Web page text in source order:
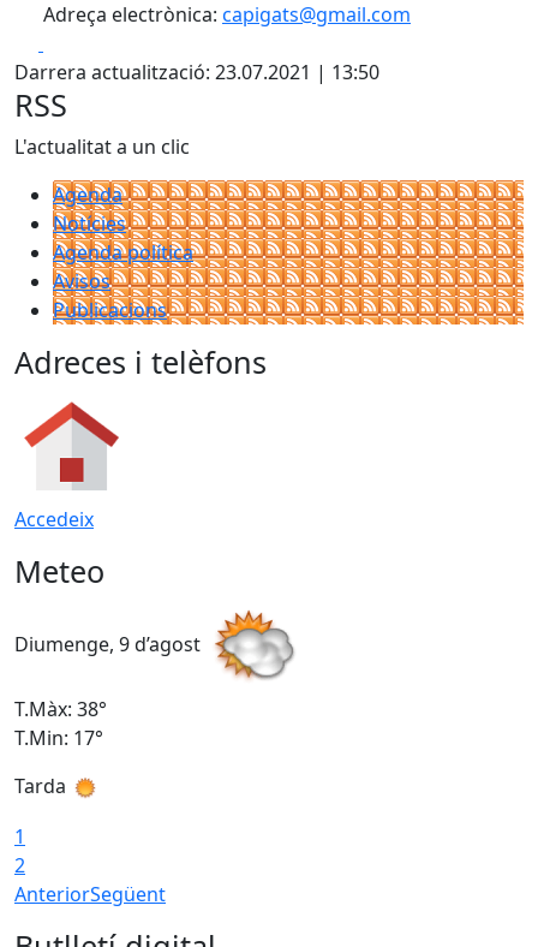
Adreça electrònica: capigats@gmail.com
Darrera actualització: 23.07.2021 | 13:50
RSS
L'actualitat a un clic
Agenda
Notícies
Agenda política
Avisos
Publicacions
Adreces i telèfons
Accedeix
Meteo
Diumenge, 9 d’agost
T.Màx: 38°
T.Min: 17°
Tarda
1
2
AnteriorSegüent